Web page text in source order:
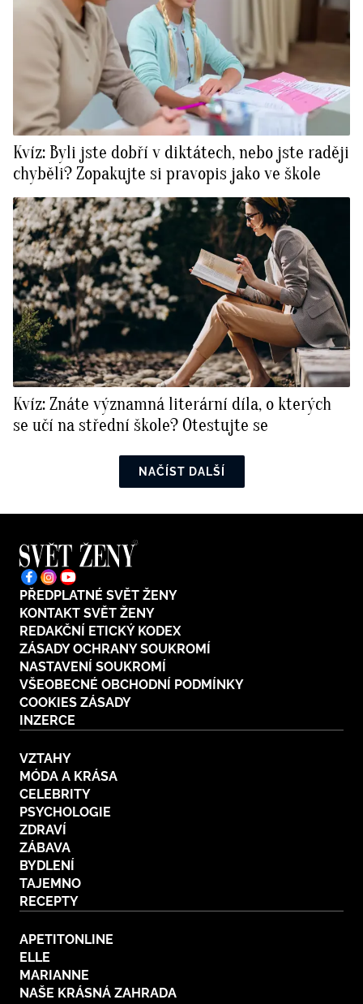
Kvíz: Byli jste dobří v diktátech, nebo jste raději
chyběli? Zopakujte si pravopis jako ve škole
Kvíz: Znáte významná literární díla, o kterých
se učí na střední škole? Otestujte se
NAČÍST DALŠÍ
PŘEDPLATNÉ SVĚT ŽENY
KONTAKT SVĚT ŽENY
REDAKČNÍ ETICKÝ KODEX
ZÁSADY OCHRANY SOUKROMÍ
NASTAVENÍ SOUKROMÍ
VŠEOBECNÉ OBCHODNÍ PODMÍNKY
COOKIES ZÁSADY
INZERCE
VZTAHY
MÓDA A KRÁSA
CELEBRITY
PSYCHOLOGIE
ZDRAVÍ
ZÁBAVA
BYDLENÍ
TAJEMNO
RECEPTY
APETITONLINE
ELLE
MARIANNE
NAŠE KRÁSNÁ ZAHRADA